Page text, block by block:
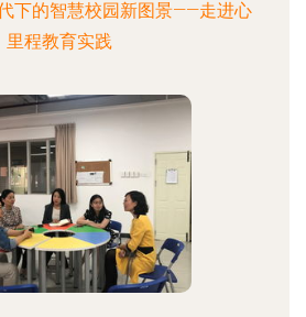
下的智慧校园新图景——走进心
里程教育实践